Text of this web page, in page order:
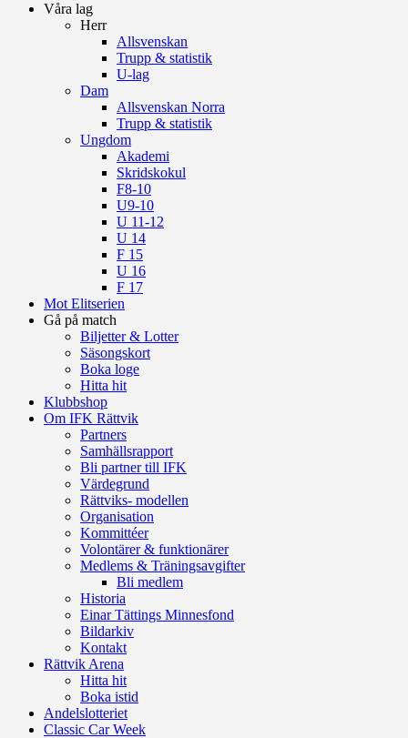
Våra lag
Herr
Allsvenskan
Trupp & statistik
U-lag
Dam
Allsvenskan Norra
Trupp & statistik
Ungdom
Akademi
Skridskokul
F8-10
U9-10
U 11-12
U 14
F 15
U 16
F 17
Mot Elitserien
Gå på match
Biljetter & Lotter
Säsongskort
Boka loge
Hitta hit
Klubbshop
Om IFK Rättvik
Partners
Samhällsrapport
Bli partner till IFK
Värdegrund
Rättviks- modellen
Organisation
Kommittéer
Volontärer & funktionärer
Medlems & Träningsavgifter
Bli medlem
Historia
Einar Tättings Minnesfond
Bildarkiv
Kontakt
Rättvik Arena
Hitta hit
Boka istid
Andelslotteriet
Classic Car Week